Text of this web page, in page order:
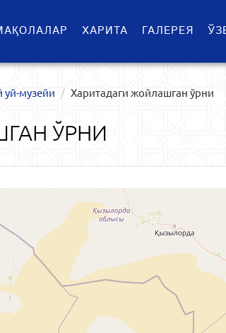
ХАРИТА ГАЛЕРЕЯ
музейи Харитадаги жойлашган ўрни
ЎРНИ